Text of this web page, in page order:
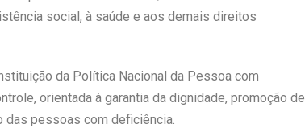
social, à saúde e aos demais direitos
da Política Nacional da Pessoa com
orientada à garantia da dignidade, promoção de
das pessoas com deficiência.